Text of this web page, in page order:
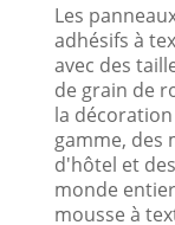
Les
adhésifs à
avec des
de grain de
la
gamme, des
d'hôtel et
monde
mousse à